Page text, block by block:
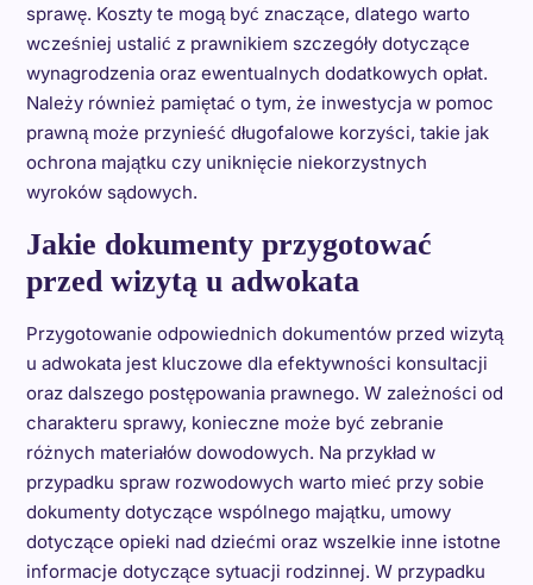
sprawę. Koszty te mogą być znaczące, dlatego warto
wcześniej ustalić z prawnikiem szczegóły dotyczące
wynagrodzenia oraz ewentualnych dodatkowych opłat.
Należy również pamiętać o tym, że inwestycja w pomoc
prawną może przynieść długofalowe korzyści, takie jak
ochrona majątku czy uniknięcie niekorzystnych
wyroków sądowych.
Jakie dokumenty przygotować
przed wizytą u adwokata
Przygotowanie odpowiednich dokumentów przed wizytą
u adwokata jest kluczowe dla efektywności konsultacji
oraz dalszego postępowania prawnego. W zależności od
charakteru sprawy, konieczne może być zebranie
różnych materiałów dowodowych. Na przykład w
przypadku spraw rozwodowych warto mieć przy sobie
dokumenty dotyczące wspólnego majątku, umowy
dotyczące opieki nad dziećmi oraz wszelkie inne istotne
informacje dotyczące sytuacji rodzinnej. W przypadku